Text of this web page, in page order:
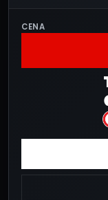
CENA